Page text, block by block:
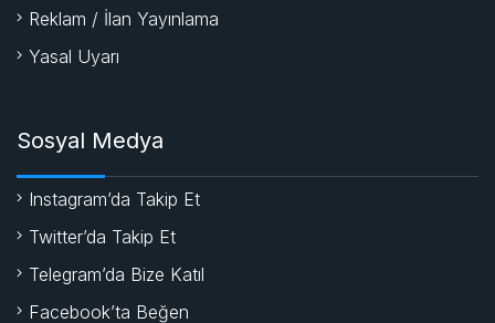
Reklam / İlan Yayınlama
Yasal Uyarı
Sosyal Medya
Instagram’da Takip Et
Twitter’da Takip Et
Telegram’da Bize Katıl
Facebook’ta Beğen